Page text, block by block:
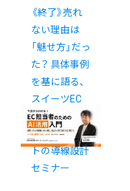
《終了》売れ
ない理由は
「魅せ方」だっ
た？ 具体事例
を基に語る、
スイーツEC
の「買いたく
なる」ECサイ
トの導線設計
セミナー